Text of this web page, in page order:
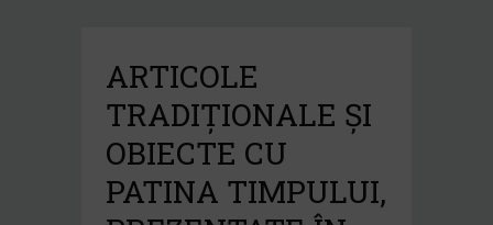
ARTICOLE
TRADIȚIONALE ȘI
OBIECTE CU
PATINA TIMPULUI,